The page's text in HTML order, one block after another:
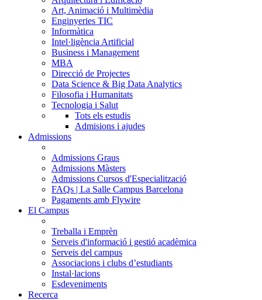
Art, Animació i Multimèdia
Enginyeries TIC
Informàtica
Intel·ligència Artificial
Business i Management
MBA
Direcció de Projectes
Data Science & Big Data Analytics
Filosofia i Humanitats
Tecnologia i Salut
Tots els estudis
Admisions i ajudes
Admissions
Admissions Graus
Admissions Màsters
Admissions Cursos d'Especialització
FAQs | La Salle Campus Barcelona
Pagaments amb Flywire
El Campus
Treballa i Emprèn
Serveis d'informació i gestió acadèmica
Serveis del campus
Associacions i clubs d’estudiants
Instal·lacions
Esdeveniments
Recerca